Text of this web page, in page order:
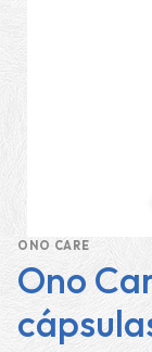
ONO CARE
Ono